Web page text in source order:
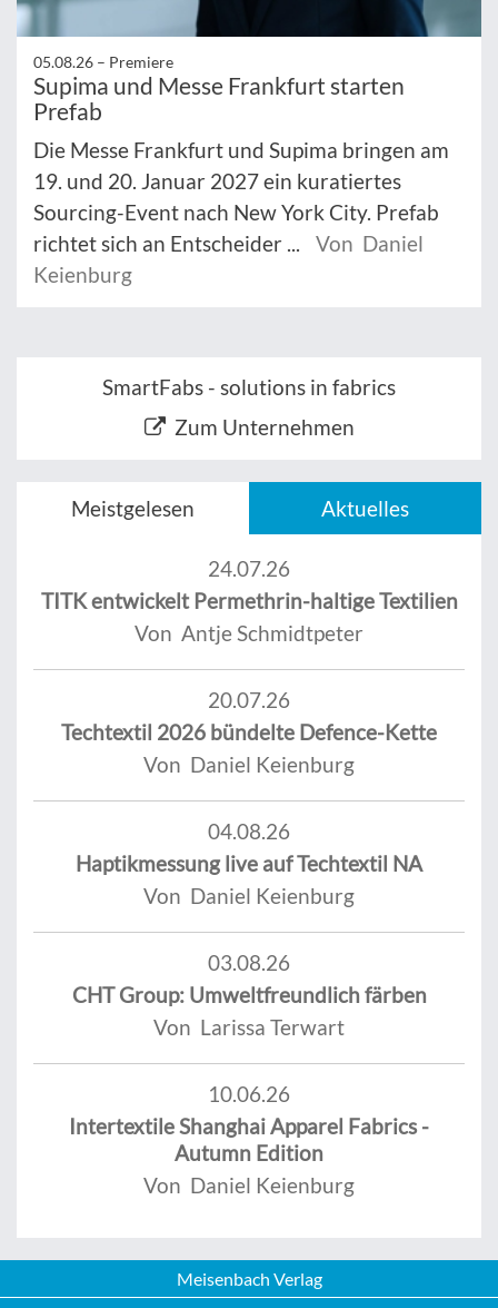
05.08.26 – Premiere
Supima und Messe Frankfurt starten
Prefab
Die Messe Frankfurt und Supima bringen am
19. und 20. Januar 2027 ein kuratiertes
Sourcing-Event nach New York City. Prefab
richtet sich an Entscheider ...
Von Daniel
Keienburg
SmartFabs - solutions in fabrics
Zum Unternehmen
Meistgelesen Aktuelles
24.07.26
TITK entwickelt Permethrin-haltige Textilien
Von Antje Schmidtpeter
20.07.26
Techtextil 2026 bündelte Defence-Kette
Von Daniel Keienburg
04.08.26
Haptikmessung live auf Techtextil NA
Von Daniel Keienburg
03.08.26
CHT Group: Umweltfreundlich färben
Von Larissa Terwart
10.06.26
Intertextile Shanghai Apparel Fabrics -
Autumn Edition
Von Daniel Keienburg
Meisenbach Verlag